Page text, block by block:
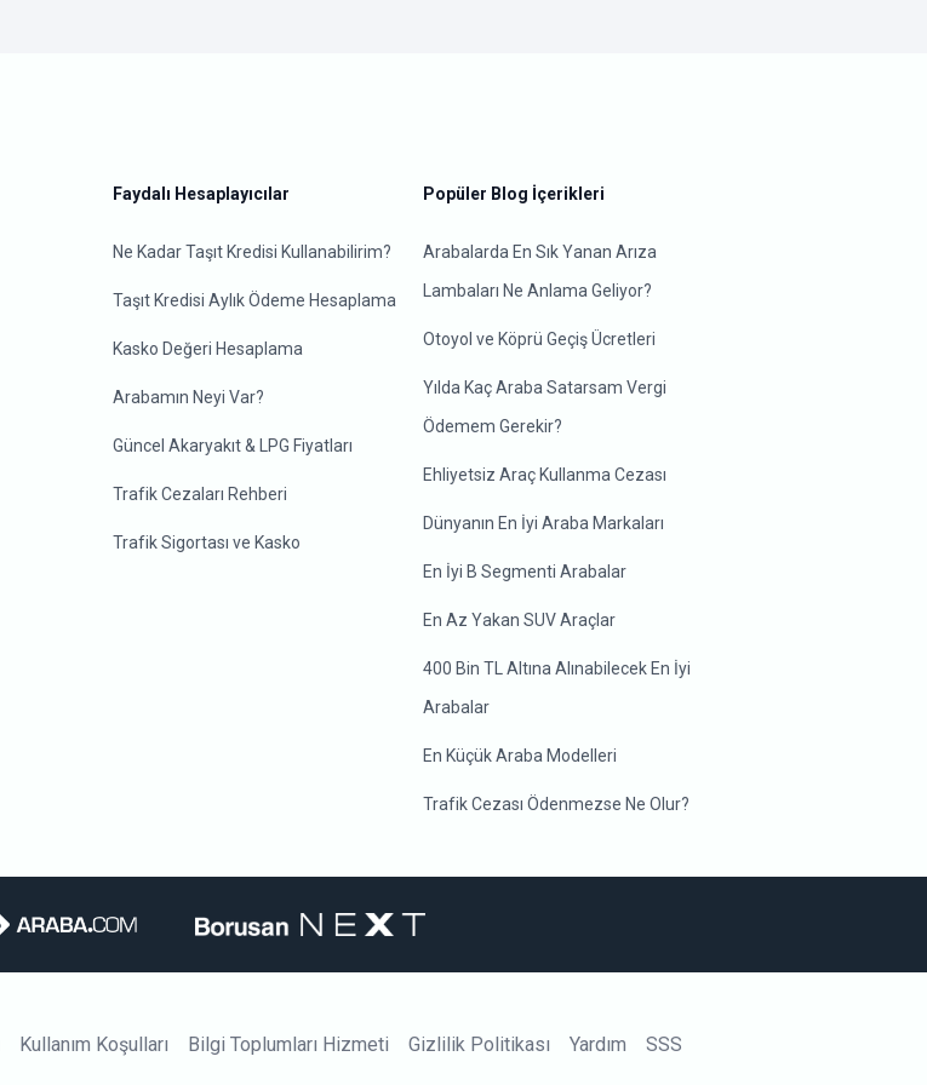
Faydalı Hesaplayıcılar
Ne Kadar Taşıt Kredisi Kullanabilirim?
Taşıt Kredisi Aylık Ödeme Hesaplama
Kasko Değeri Hesaplama
Arabamın Neyi Var?
Güncel Akaryakıt & LPG Fiyatları
Trafik Cezaları Rehberi
Trafik Sigortası ve Kasko
Popüler Blog İçerikleri
Arabalarda En Sık Yanan Arıza
Lambaları Ne Anlama Geliyor?
Otoyol ve Köprü Geçiş Ücretleri
Yılda Kaç Araba Satarsam Vergi
Ödemem Gerekir?
Ehliyetsiz Araç Kullanma Cezası
Dünyanın En İyi Araba Markaları
En İyi B Segmenti Arabalar
En Az Yakan SUV Araçlar
400 Bin TL Altına Alınabilecek En İyi
Arabalar
En Küçük Araba Modelleri
Trafik Cezası Ödenmezse Ne Olur?
Kullanım Koşulları Bilgi Toplumları Hizmeti Gizlilik Politikası Yardım SSS